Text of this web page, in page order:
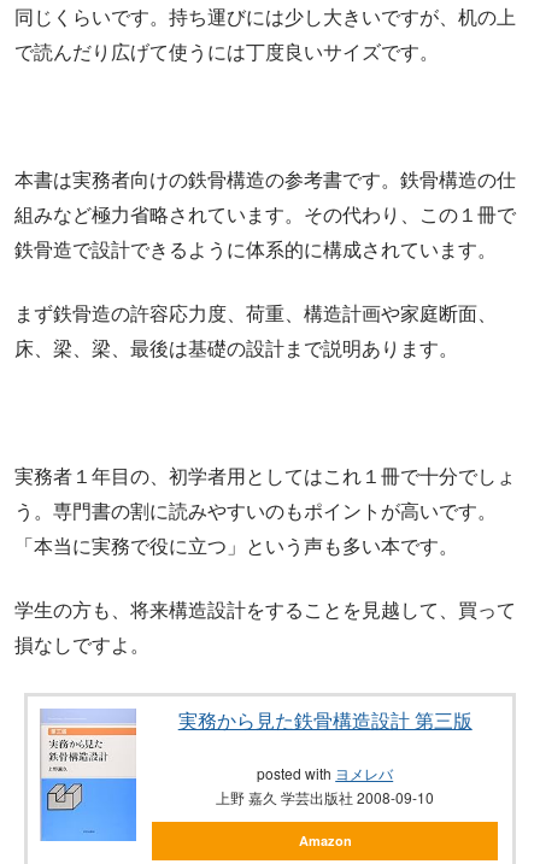
同じくらいです。持ち運びには少し大きいですが、机の上
で読んだり広げて使うには丁度良いサイズです。
本書は実務者向けの鉄骨構造の参考書です。鉄骨構造の仕
組みなど極力省略されています。その代わり、この１冊で
鉄骨造で設計できるように体系的に構成されています。
まず鉄骨造の許容応力度、荷重、構造計画や家庭断面、
床、梁、梁、最後は基礎の設計まで説明あります。
実務者１年目の、初学者用としてはこれ１冊で十分でしょ
う。専門書の割に読みやすいのもポイントが高いです。
「本当に実務で役に立つ」という声も多い本です。
学生の方も、将来構造設計をすることを見越して、買って
損なしですよ。
実務から見た鉄骨構造設計 第三版
posted with ヨメレバ
上野 嘉久 学芸出版社 2008-09-10
Amazon